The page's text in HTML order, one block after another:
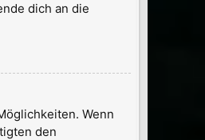
dich an die
Wenn
den